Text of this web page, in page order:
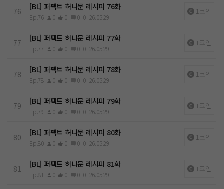
76 [BL] 퍼펙트 허니문 레시피 76화
Ep.76 0 0 0 0 26.05.29
1코인
77 [BL] 퍼펙트 허니문 레시피 77화
Ep.77 0 0 0 0 26.05.29
1코인
78 [BL] 퍼펙트 허니문 레시피 78화
Ep.78 0 0 0 0 26.05.29
1코인
79 [BL] 퍼펙트 허니문 레시피 79화
Ep.79 0 0 0 0 26.05.29
1코인
80 [BL] 퍼펙트 허니문 레시피 80화
Ep.80 0 0 0 0 26.05.29
1코인
81 [BL] 퍼펙트 허니문 레시피 81화
Ep.81 0 0 0 0 26.05.29
1코인